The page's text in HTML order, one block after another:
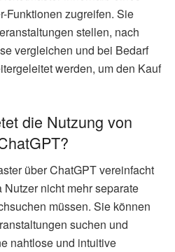
Funktionen zugreifen. Sie
stellen, nach
vergleichen und bei Bedarf
werden, um den Kauf
die Nutzung von
über ChatGPT vereinfacht
nicht mehr separate
müssen. Sie können
suchen und
nahtlose und intuitive